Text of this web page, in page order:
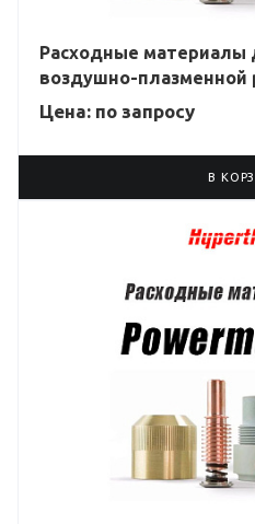
Расходные материалы
воздушно-плазменной
Цена: по запросу
В